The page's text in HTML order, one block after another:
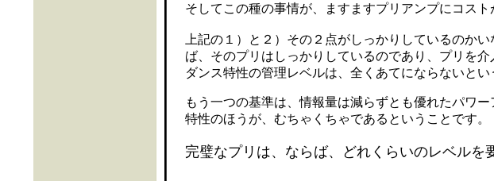
そしてこの種の事情が、ますますプリアンプにコスト
上記の１）と２）その２点がしっかりしているのか
ば、そのプリはしっかりしているのであり、プリを
ダンス特性の管理レベルは、全くあてにならないとい
もう一つの基準は、情報量は減らずとも優れたパワ
特性のほうが、むちゃくちゃであるということです。
完璧なプリは、ならば、どれくらいのレベルを